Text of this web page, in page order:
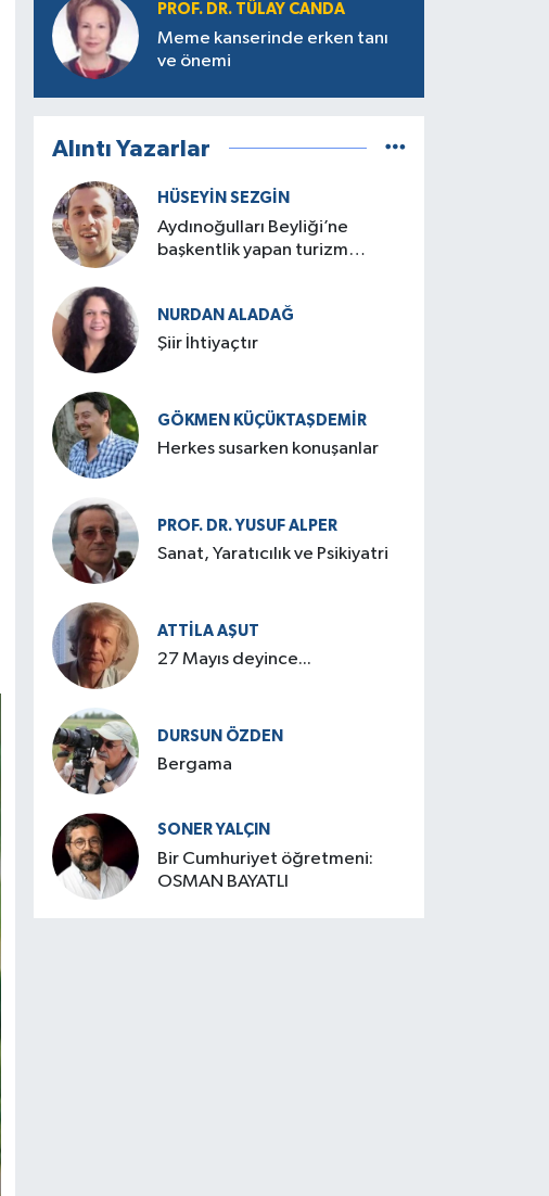
PROF. DR. TÜLAY CANDA
Meme kanserinde erken tanı
ve önemi
Alıntı Yazarlar
HÜSEYIN SEZGIN
Aydınoğulları Beyliği’ne
başkentlik yapan turizm
NURDAN ALADAĞ
Şiir İhtiyaçtır
GÖKMEN KÜÇÜKTAŞDEMIR
Herkes susarken konuşanlar
PROF. DR. YUSUF ALPER
Sanat, Yaratıcılık ve Psikiyatri
ATTILA AŞUT
27 Mayıs deyince...
DURSUN ÖZDEN
Bergama
SONER YALÇIN
Bir Cumhuriyet öğretmeni:
OSMAN BAYATLI